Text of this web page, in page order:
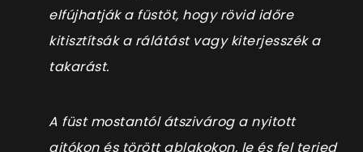
elfújhatják a füstöt, hogy rövid időre
kitisztítsák a rálátást vagy kiterjesszék a
takarást.
A füst mostantól átszivárog a nyitott
ajtókon és törött ablakokon, le és fel terjed